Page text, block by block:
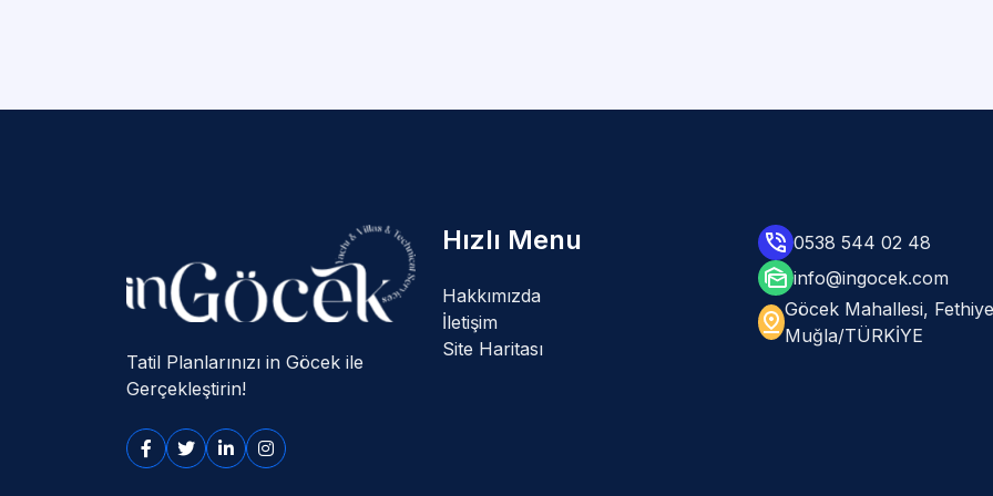
Tatil Planlarınızı in Göcek ile
Gerçekleştirin!
Hızlı Menu
Hakkımızda
İletişim
Site Haritası
0538 544 02 48
info@ingocek.com
Göcek Mahallesi,
Muğla/TÜRKİYE